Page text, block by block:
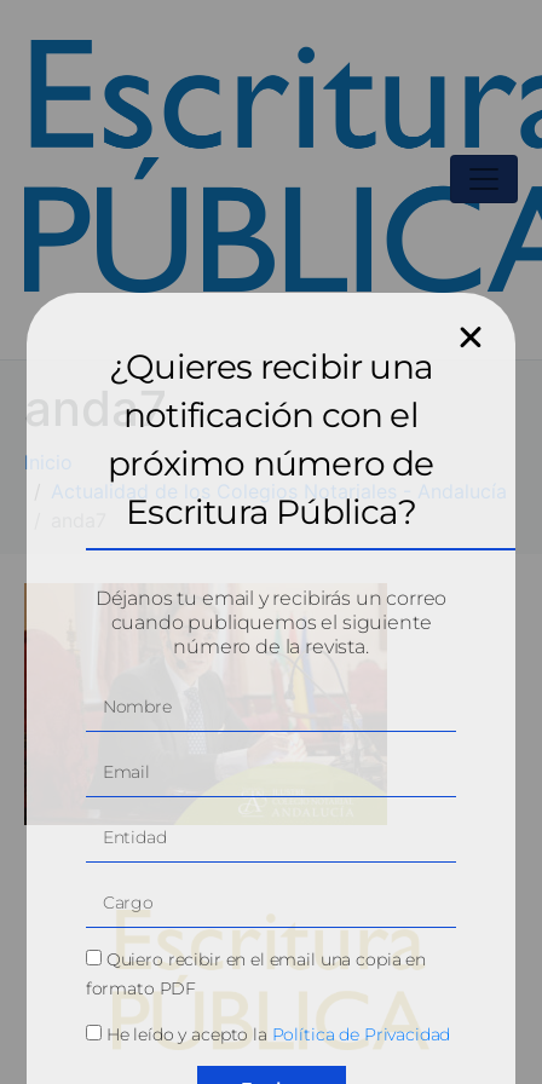
anda7
Inicio
Actualidad de los Colegios Notariales - Andalucía
¿Quieres recibir una
notificación con el
próximo número de
Escritura Pública?
Déjanos tu email y recibirás un correo
cuando publiquemos el siguiente
número de la revista.
Quiero recibir en el email una copia en
formato PDF
He leído y acepto la Política de Privacidad